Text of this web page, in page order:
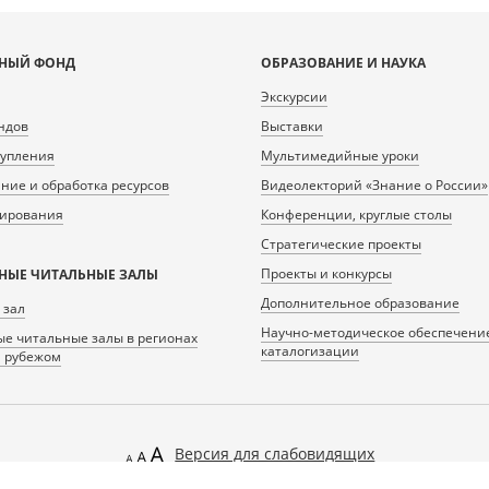
ФОНД
и обработка ресурсов
ЧИТАЛЬНЫЕ ЗАЛЫ
читальные залы в регионах
рубежом
ОБРАЗОВАНИЕ И НАУКА
Экскурсии
Выставки
Мультимедийные уроки
Видеолекторий «Знание о России»
Конференции, круглые столы
Стратегические проекты
Проекты и конкурсы
Дополнительное образование
Научно-методическое
каталогизации
Версия для слабовидящих